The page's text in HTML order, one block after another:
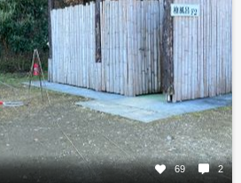
69 2